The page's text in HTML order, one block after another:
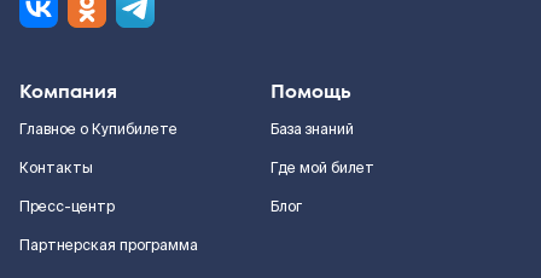
Компания
Главное о Купибилете
Контакты
Пресс-центр
Партнерская программа
Помощь
База знаний
Где мой билет
Блог